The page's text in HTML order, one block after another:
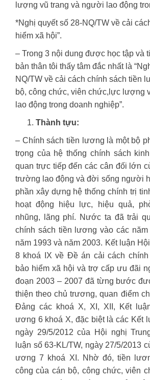
lượng vũ trang và người lao động
*Nghị quyết số 28-NQ/TW về cải
hiểm xã hội”.
– Trong 3 nội dung được học tập và
bản thân tôi thấy tâm đắc nhất là
NQ/TW về cải cách chính sách tiền
bộ, công chức, viên chức,lực lượng
lao động trong doanh nghiệp”.
Thành tựu:
– Chính sách tiền lương là một bộ
trọng của hệ thống chính sách
quan trực tiếp đến các cân đối lớn
trường lao động và đời sống người
phần xây dựng hệ thống chính trị
hoạt động hiệu lực, hiệu quả,
nhũng, lãng phí. Nước ta đã trải
chính sách tiền lương vào các năm
năm 1993 và năm 2003. Kết luận
8 khoá IX về Đề án cải cách
bảo hiểm xã hội và trợ cấp ưu đãi
đoạn 2003 – 2007 đã từng bước
thiện theo chủ trương, quan điểm
Đảng các khoá X, XI, XII, Kết
ương 6 khoá X, đặc biệt là các Kết
ngày 29/5/2012 của Hội nghị
luận số 63-KL/TW, ngày 27/5/2013
ương 7 khoá XI. Nhờ đó, tiền
công của cán bộ, công chức, viên